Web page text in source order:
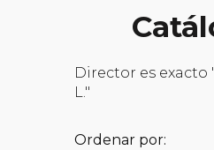
Director es exacto
L."
Ordenar por: